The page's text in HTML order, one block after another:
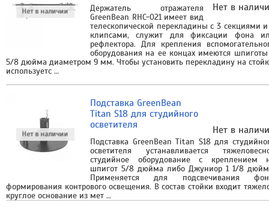
Нет в
Держатель отражателя
GreenBean RHC-021 имеет вид
телескопической перекладины с 3 секциями
клипсами, служит для фиксации фона
рефлектора. Для крепления
оборудования на ее концах имеются
5/8 дюйма диаметром 9 мм. Чтобы установить перекладину на
используетс …
Нет в
Подставка GreenBean
Titan S18 для студийного
осветителя
Подставка GreenBean Titan S18 для
осветителя устанавливается
студийное оборудование с креплением
шпигот 5/8 дюйма либо Джуниор 1 1/8
Применяется для подсвечивания
формирования контрового освещения. В состав стойки входит
круглое основание из мет …